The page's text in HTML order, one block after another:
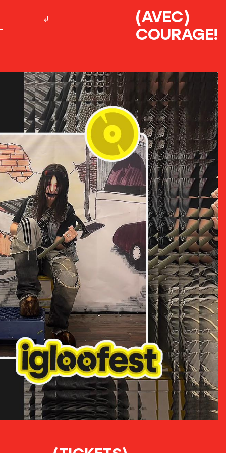
(AVEC)
COURAGE!